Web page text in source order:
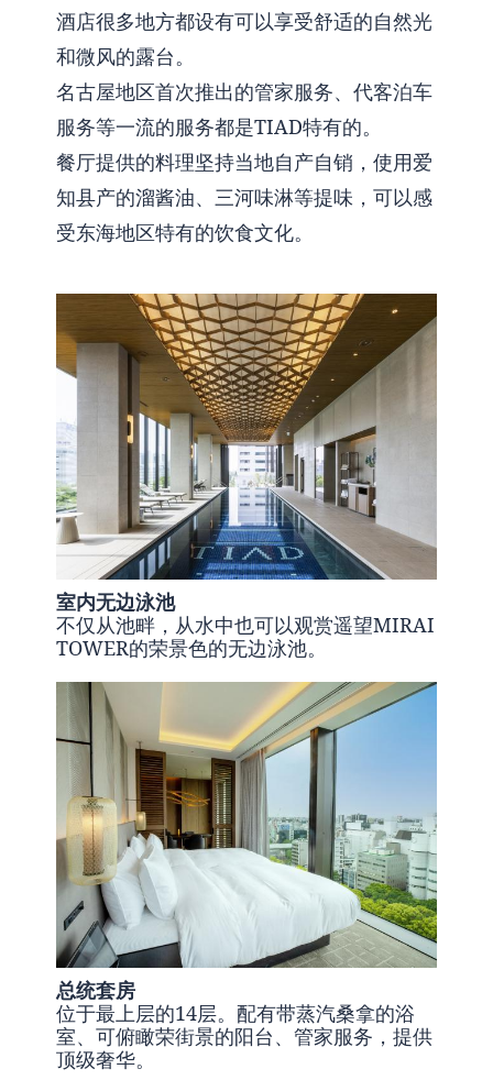
酒店很多地方都设有可以享受舒适的自然光
和微风的露台。
名古屋地区首次推出的管家服务、代客泊车
服务等一流的服务都是TIAD特有的。
餐厅提供的料理坚持当地自产自销，使用爱
知县产的溜酱油、三河味淋等提味，可以感
受东海地区特有的饮食文化。
室内无边泳池
不仅从池畔，从水中也可以观赏遥望MIRAI
TOWER的荣景色的无边泳池。
总统套房
位于最上层的14层。配有带蒸汽桑拿的浴
室、可俯瞰荣街景的阳台、管家服务，提供
顶级奢华。